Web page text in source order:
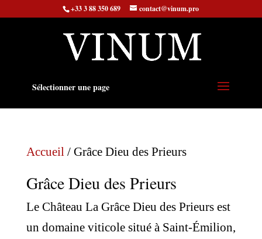
+33 3 88 350 689 contact@vinum.pro
Sélectionner une page
Accueil/ Grâce Dieu des Prieurs
Grâce Dieu des Prieurs
Le Château La Grâce Dieu des Prieurs est
un domaine viticole situé à Saint-Émilion,